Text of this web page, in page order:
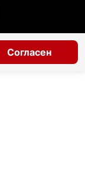
Согласен